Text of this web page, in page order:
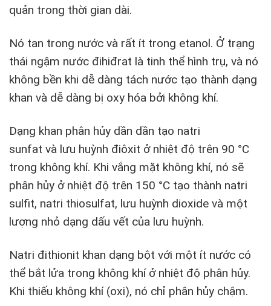
quản trong thời gian dài.
Nó tan trong nước và rất ít trong etanol. Ở trạng
thái ngậm nước đihiđrat là tinh thể hình trụ, và nó
không bền khi dễ dàng tách nước tạo thành dạng
khan và dễ dàng bị oxy hóa bởi không khí.
Dạng khan phân hủy dần dần tạo natri
sunfat và lưu huỳnh điôxit ở nhiệt độ trên 90 °C
trong không khí. Khi vắng mặt không khí, nó sẽ
phân hủy ở nhiệt độ trên 150 °C tạo thành natri
sulfit, natri thiosulfat, lưu huỳnh dioxide và một
lượng nhỏ dạng dấu vết của lưu huỳnh.
Natri đithionit khan dạng bột với một ít nước có
thể bắt lửa trong không khí ở nhiệt độ phân hủy.
Khi thiếu không khí (oxi), nó chỉ phân hủy chậm.